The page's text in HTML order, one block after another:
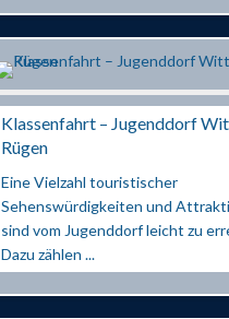
Klassenfahrt – Jugenddorf
Rügen
Eine Vielzahl touristischer
Sehenswürdigkeiten und
sind vom Jugenddorf leicht zu
Dazu zählen ...